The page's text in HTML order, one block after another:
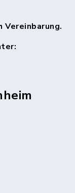
Vereinbarung.